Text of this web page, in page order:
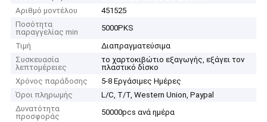
Αριθμό μοντέλου
451525
Ποσότητα
παραγγελίας min
5000PKS
Τιμή
Διαπραγματεύσιμα
Συσκευασία
λεπτομέρειες
το χαρτοκιβώτιο εξαγωγής, εξάγει τον
πλαστικό δίσκο
Χρόνος παράδοσης
5-8 Εργάσιμες Ημέρες
Όροι πληρωμής
L/C, T/T, Western Union, Paypal
Δυνατότητα
προσφοράς
50000pcs ανά ημέρα